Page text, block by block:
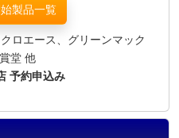
製品一覧
ロエース、グリーンマック
堂 他
予約申込み